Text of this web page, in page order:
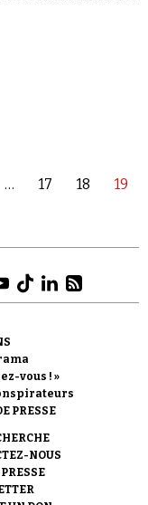
… 17 18 19
vous ! »
PRESSE
NOUS